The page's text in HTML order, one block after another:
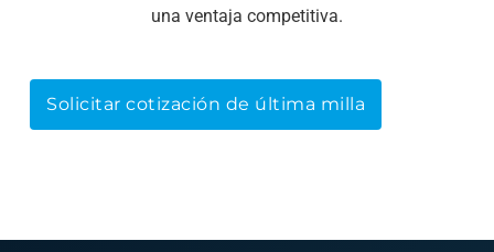
una ventaja competitiva.
Solicitar cotización de última milla